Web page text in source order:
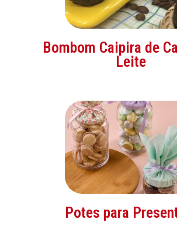
Bombom Caipira de
Leite
Potes para